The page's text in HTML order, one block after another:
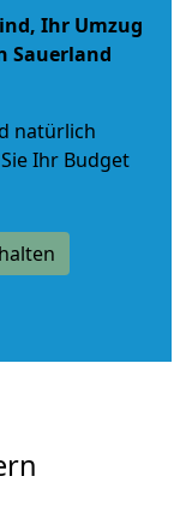
Ihr Umzug
Sauerland
natürlich
Ihr Budget